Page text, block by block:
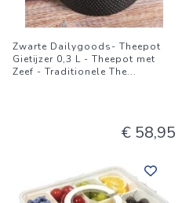
Zwarte Dailygoods- Theepot
Gietijzer 0,3 L - Theepot met
Zeef - Traditionele The...
€ 58,95